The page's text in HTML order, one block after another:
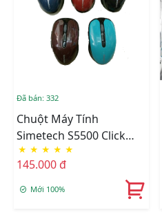
Đã bán: 332
Chuột Máy Tính
Simetech S5500 Click
Silent 6D
★ ★ ★ ★ ★
145.000 đ
Mới 100%